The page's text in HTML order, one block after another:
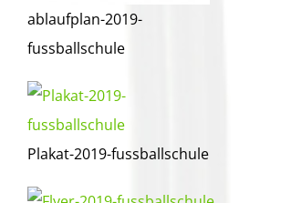
ablaufplan-2019-
fussballschule
Plakat-2019-fussballschule